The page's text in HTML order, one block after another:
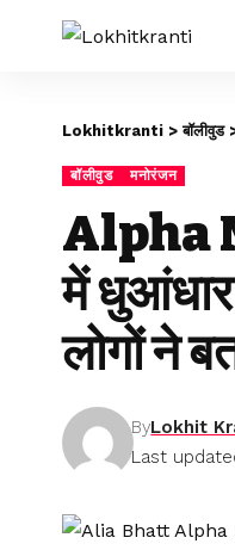
Lokhitkranti >बॉलीवुड
बॉलीवुड मनोरंजन
Alpha
में धुआंधार
लोगों ने
Last
ByLokhit